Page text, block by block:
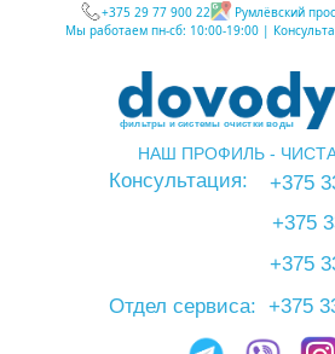
+375 29 77 900 22 Румлёвский
Мы работаем пн-сб: 10:00-19:00 |
НАШ ПРОФИЛЬ -
+375
+375
+375
+375
Консультация:
Отдел сервиса:
фильтры и системы очистки воды